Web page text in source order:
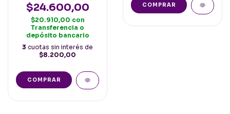
$24.600,00
$20.910,00 con
Transferencia o
depósito bancario
3 cuotas sin interés de
$8.200,00
COMPRAR
COMPRAR